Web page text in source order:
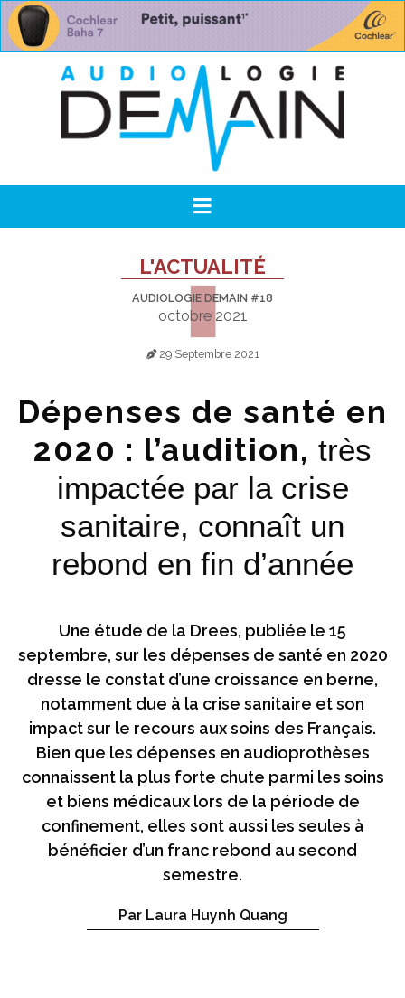
L'ACTUALITÉ
AUDIOLOGIE DEMAIN #18
octobre 2021
29 Septembre 2021
Dépenses de santé en
2020 : l’audition, très
impactée par la crise
sanitaire, connaît un
rebond en fin d’année
Une étude de la Drees, publiée le 15
septembre, sur les dépenses de santé en 2020
dresse le constat d’une croissance en berne,
notamment due à la crise sanitaire et son
impact sur le recours aux soins des Français.
Bien que les dépenses en audioprothèses
connaissent la plus forte chute parmi les soins
et biens médicaux lors de la période de
confinement, elles sont aussi les seules à
bénéficier d’un franc rebond au second
semestre.
Par Laura Huynh Quang